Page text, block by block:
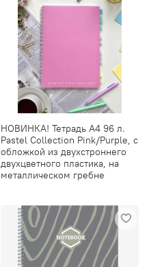
НОВИНКА! Тетрадь А4 96 л.
Pastel Collection Pink/Purple, с
обложкой из двухстроннего
двухцветного пластика, на
металлическом гребне